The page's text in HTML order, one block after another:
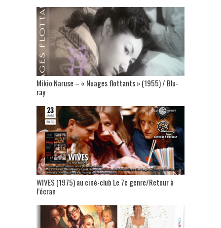
Mikio Naruse – « Nuages flottants » (1955) / Blu-
ray
WIVES (1975) au ciné-club Le 7e genre/Retour à
l’écran